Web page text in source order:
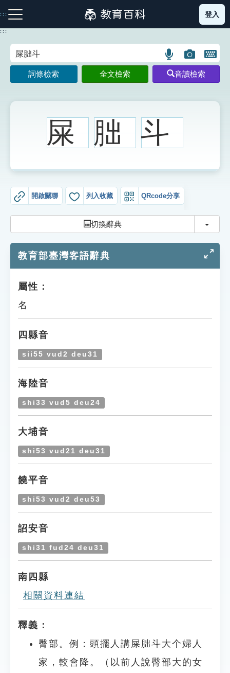
到
主
:::
注音索引圖示 筆畫索引圖示 部首索引表圖示
生字詞彙表
知識索引
遊戲專區
教學應用
貓頭鷹博士
登入
:::
語
言
搜
示
圖
片
搜
開
鍵
圖
詞條檢索 全文檢索 音讀檢索
屎 胐 斗
開啟關聯 列入收藏 QRcode分享
切換辭典 切換
教育部臺灣客語辭典
屬性：
名
四縣音
sii55 vud2 deu31
海陸音
shi33 vud5 deu24
大埔音
shi53 vud21 deu31
饒平音
shi53 vud2 deu53
詔安音
shi31 fud24 deu31
南四縣
相關資料連結
釋義：
臀部。例：頭擺人講屎胐斗大个婦人
家，較會降。（以前人說臀部大的女